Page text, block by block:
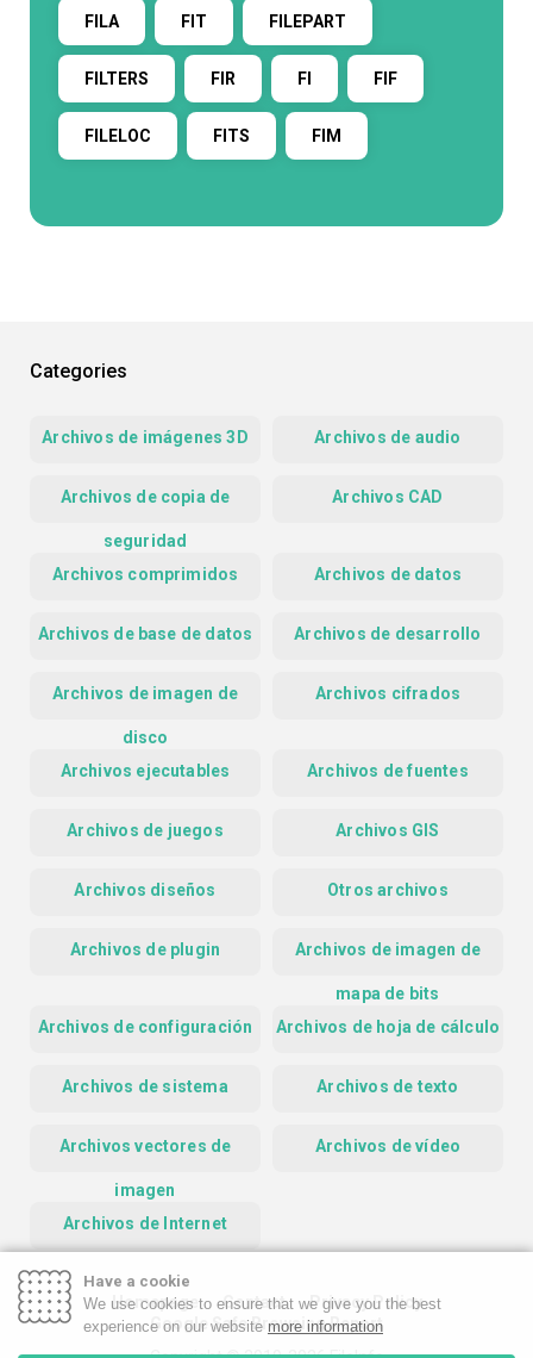
FILA FIT FILEPART
FILTERS FIR FI FIF
FILELOC FITS FIM
Categories
Archivos de imágenes 3D Archivos de audio
Archivos de copia de
seguridad
Archivos CAD
Archivos comprimidos Archivos de datos
Archivos de base de datos Archivos de desarrollo
Archivos de imagen de
disco
Archivos cifrados
Archivos ejecutables Archivos de fuentes
Archivos de juegos Archivos GIS
Archivos diseños Otros archivos
Archivos de plugin Archivos de imagen de
mapa de bits
Archivos de configuración
Archivos de hoja de cálculo
Archivos de sistema Archivos de texto
Archivos vectores de
imagen
Archivos de vídeo
Archivos de Internet
Homepage Contact
Privacy Policy
Google Safe Browsing Report
Have a cookie
We use cookies to ensure that we give you the best
experience on our website more information